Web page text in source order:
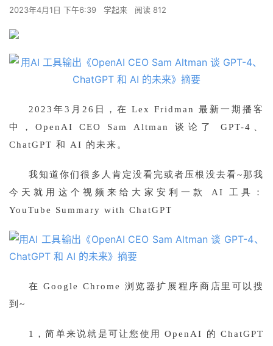
2023年4月1日 下午6:39 学起来 阅读 812
2023年3月26日，在 Lex Fridman 最新一期播客
中，OpenAI CEO Sam Altman 谈论了 GPT-4、
ChatGPT 和 AI 的未来。
我知道你们很多人肯定没看完或者压根没去看~那我
今天就用这个视频来给大家安利一款 AI 工具：
YouTube Summary with ChatGPT
在 Google
Chrome 浏览器扩展程序商店里可以搜
到~
1，简单来说就是可让您使用 OpenAI 的 ChatGPT